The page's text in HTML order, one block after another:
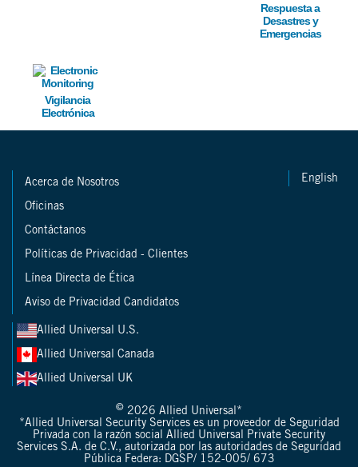
Respuesta a
Desastres y
Emergencias
Image
Vigilancia
Electrónica
English
Acerca de Nosotros
Oficinas
Contáctanos
Políticas de Privacidad - Clientes
Línea Directa de Ética
Aviso de Privacidad Candidatos
Allied Universal U.S.
Allied Universal Canada
Allied Universal UK
© 2026 Allied Universal*
*Allied Universal Security Services es un proveedor de Seguridad
Privada con la razón social Allied Universal Private Security
Services S.A. de C.V., autorizada por las autoridades de Seguridad
Pública Federa: DGSP/ 152-005/ 673